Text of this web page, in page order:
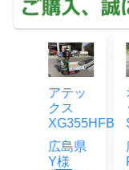
オーレ
ック
SP853A
広島県
F様